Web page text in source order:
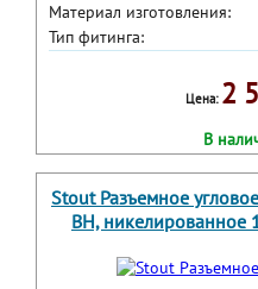
Материал изготовления:
Тип фитинга:
Цена: 2
В
Stout Разъемное
ВН, никелированное